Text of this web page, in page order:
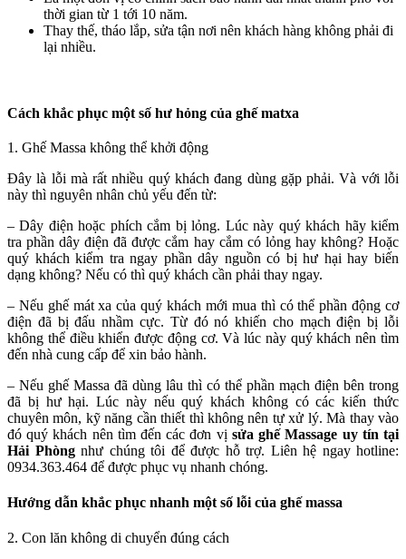
thời gian từ 1 tới 10 năm.
Thay thế, tháo lắp, sửa tận nơi nên khách hàng không phải đi
lại nhiều.
Cách khắc phục một số hư hỏng của ghế matxa
1. Ghế Massa không thể khởi động
Đây là lỗi mà rất nhiều quý khách đang dùng gặp phải. Và với lỗi
này thì nguyên nhân chủ yếu đến từ:
– Dây điện hoặc phích cắm bị lỏng. Lúc này quý khách hãy kiểm
tra phần dây điện đã được cắm hay cắm có lỏng hay không? Hoặc
quý khách kiểm tra ngay phần dây nguồn có bị hư hại hay biến
dạng không? Nếu có thì quý khách cần phải thay ngay.
– Nếu ghế mát xa của quý khách mới mua thì có thể phần động cơ
điện đã bị đấu nhầm cực. Từ đó nó khiến cho mạch điện bị lỗi
không thể điều khiển được động cơ. Và lúc này quý khách nên tìm
đến nhà cung cấp để xin bảo hành.
– Nếu ghế Massa đã dùng lâu thì có thể phần mạch điện bên trong
đã bị hư hại. Lúc này nếu quý khách không có các kiến thức
chuyên môn, kỹ năng cần thiết thì không nên tự xử lý. Mà thay vào
đó quý khách nên tìm đến các đơn vị sửa ghế Massage uy tín tại
Hải Phòngnhư chúng tôi để được hỗ trợ. Liên hệ ngay hotline:
0934.363.464 để được phục vụ nhanh chóng.
Hướng dẫn khắc phục nhanh một số lỗi của ghế massa
2. Con lăn không di chuyển đúng cách